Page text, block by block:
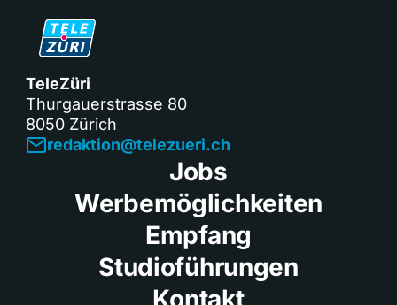
TeleZüri
Thurgauerstrasse 80
8050 Zürich
redaktion@telezueri.ch
Jobs
Werbemöglichkeiten
Empfang
Studioführungen